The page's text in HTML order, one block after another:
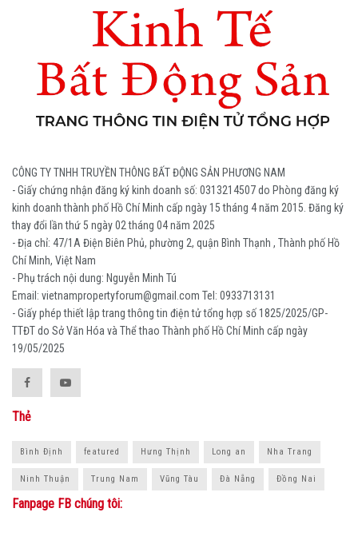
CÔNG TY TNHH TRUYỀN THÔNG BẤT ĐỘNG SẢN PHƯƠNG NAM
- Giấy chứng nhận đăng ký kinh doanh số: 0313214507 do Phòng đăng ký
kinh doanh thành phố Hồ Chí Minh cấp ngày 15 tháng 4 năm 2015. Đăng ký
thay đổi lần thứ 5 ngày 02 tháng 04 năm 2025
- Địa chỉ: 47/1A Điện Biên Phủ, phường 2, quận Bình Thạnh , Thành phố Hồ
Chí Minh, Việt Nam
- Phụ trách nội dung: Nguyễn Minh Tú
Email: vietnampropertyforum@gmail.com Tel: ‭0933713131
- Giấy phép thiết lập trang thông tin điện tử tổng hợp số 1825/2025/GP-
TTĐT do Sở Văn Hóa và Thể thao Thành phố Hồ Chí Minh cấp ngày
19/05/2025
Thẻ
Bình Định featured Hưng Thịnh Long an Nha Trang
Ninh Thuận Trung Nam Vũng Tàu Đà Nẵng Đồng Nai
Fanpage FB chúng tôi: